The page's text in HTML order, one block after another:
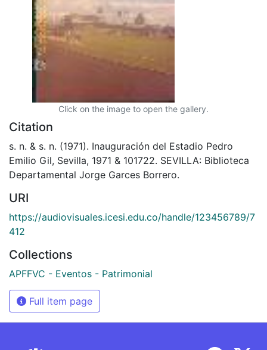
Click on the image to open the gallery.
Citation
s. n. & s. n. (1971). Inauguración del Estadio Pedro
Emilio Gil, Sevilla, 1971 & 101722. SEVILLA: Biblioteca
Departamental Jorge Garces Borrero.
URI
https://audiovisuales.icesi.edu.co/handle/123456789/7
412
Collections
APFFVC - Eventos - Patrimonial
Full item page